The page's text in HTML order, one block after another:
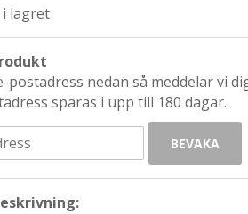
i lagret
postadress nedan så meddelar vi
sparas i upp till 180 dagar.
BEVAKA